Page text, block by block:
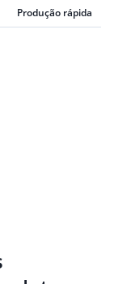
Produção rápida